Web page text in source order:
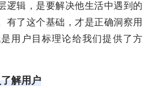
逻辑，是要解决他生活中遇到的
有了这个基础，才是正确洞察用
用户目标理论给我们提供了方
解用户